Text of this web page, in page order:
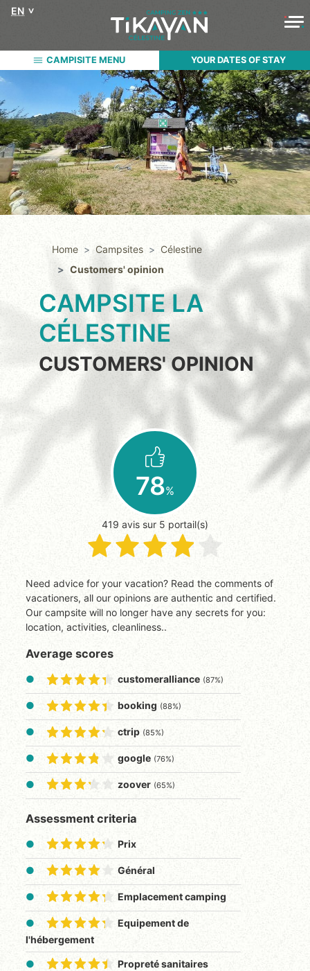
EN
CAMPISITE MENU YOUR DATES OF STAY
Home Campsites
Célestine
Customers' opinion
CAMPSITE LA
CÉLESTINE
CUSTOMERS' OPINION
78%
419 avis sur 5 portail(s)
Need advice for your vacation? Read the comments of
vacationers, all our opinions are authentic and certified.
Our campsite will no longer have any secrets for you:
location, activities, cleanliness..
Average scores
customeralliance (87%)
booking (88%)
ctrip (85%)
google (76%)
zoover (65%)
Assessment criteria
Prix
Général
Emplacement camping
Equipement de
l'hébergement
Propreté sanitaires